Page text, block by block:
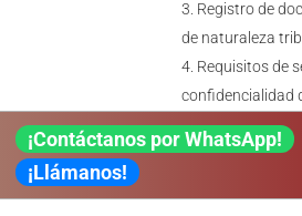
Registro de
de naturaleza
Requisitos de
confidencialidad
información en
distribución de
¡Contáctanos por WhatsApp!
¡Llámanos!